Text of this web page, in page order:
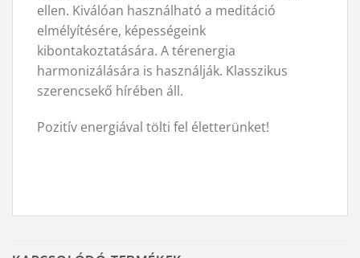
ellen. Kiválóan használható a meditáció
elmélyítésére, képességeink
kibontakoztatására. A térenergia
harmonizálására is használják. Klasszikus
szerencsekő hírében áll.
Pozitív energiával tölti fel életterünket!